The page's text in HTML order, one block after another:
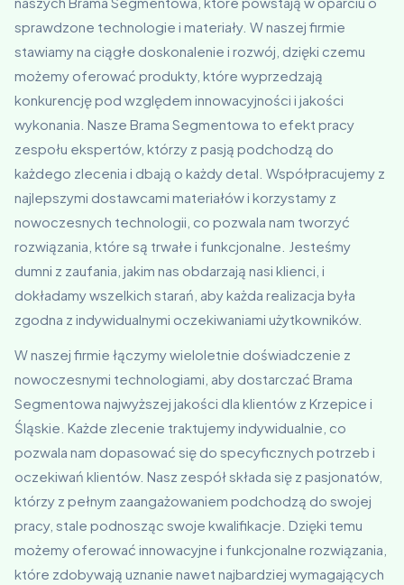
sprawdzone technologie i materiały. W naszej firmie
stawiamy na ciągłe doskonalenie i rozwój, dzięki czemu
możemy oferować produkty, które wyprzedzają
konkurencję pod względem innowacyjności i jakości
wykonania. Nasze Brama Segmentowa to efekt pracy
zespołu ekspertów, którzy z pasją podchodzą do
każdego zlecenia i dbają o każdy detal. Współpracujemy z
najlepszymi dostawcami materiałów i korzystamy z
nowoczesnych technologii, co pozwala nam tworzyć
rozwiązania, które są trwałe i funkcjonalne. Jesteśmy
dumni z zaufania, jakim nas obdarzają nasi klienci, i
dokładamy wszelkich starań, aby każda realizacja była
zgodna z indywidualnymi oczekiwaniami użytkowników.
W naszej firmie łączymy wieloletnie doświadczenie z
nowoczesnymi technologiami, aby dostarczać Brama
Segmentowa najwyższej jakości dla klientów z Krzepice i
Śląskie. Każde zlecenie traktujemy indywidualnie, co
pozwala nam dopasować się do specyficznych potrzeb i
oczekiwań klientów. Nasz zespół składa się z pasjonatów,
którzy z pełnym zaangażowaniem podchodzą do swojej
pracy, stale podnosząc swoje kwalifikacje. Dzięki temu
możemy oferować innowacyjne i funkcjonalne rozwiązania,
które zdobywają uznanie nawet najbardziej wymagających